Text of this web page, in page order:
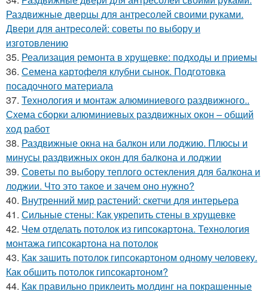
Раздвижные дверцы для антресолей своими руками.
Двери для антресолей: советы по выбору и
изготовлению
35. Реализация ремонта в хрущевке: подходы и приемы
36. Семена картофеля клубни сынок. Подготовка
посадочного материала
37. Технология и монтаж алюминиевого раздвижного..
Схема сборки алюминиевых раздвижных окон – общий
ход работ
38. Раздвижные окна на балкон или лоджию. Плюсы и
минусы раздвижных окон для балкона и лоджии
39. Советы по выбору теплого остекления для балкона и
лоджии. Что это такое и зачем оно нужно?
40. Внутренний мир растений: скетчи для интерьера
41. Сильные стены: Как укрепить стены в хрущевке
42. Чем отделать потолок из гипсокартона. Технология
монтажа гипсокартона на потолок
43. Как зашить потолок гипсокартоном одному человеку.
Как обшить потолок гипсокартоном?
44. Как правильно приклеить молдинг на покрашенные